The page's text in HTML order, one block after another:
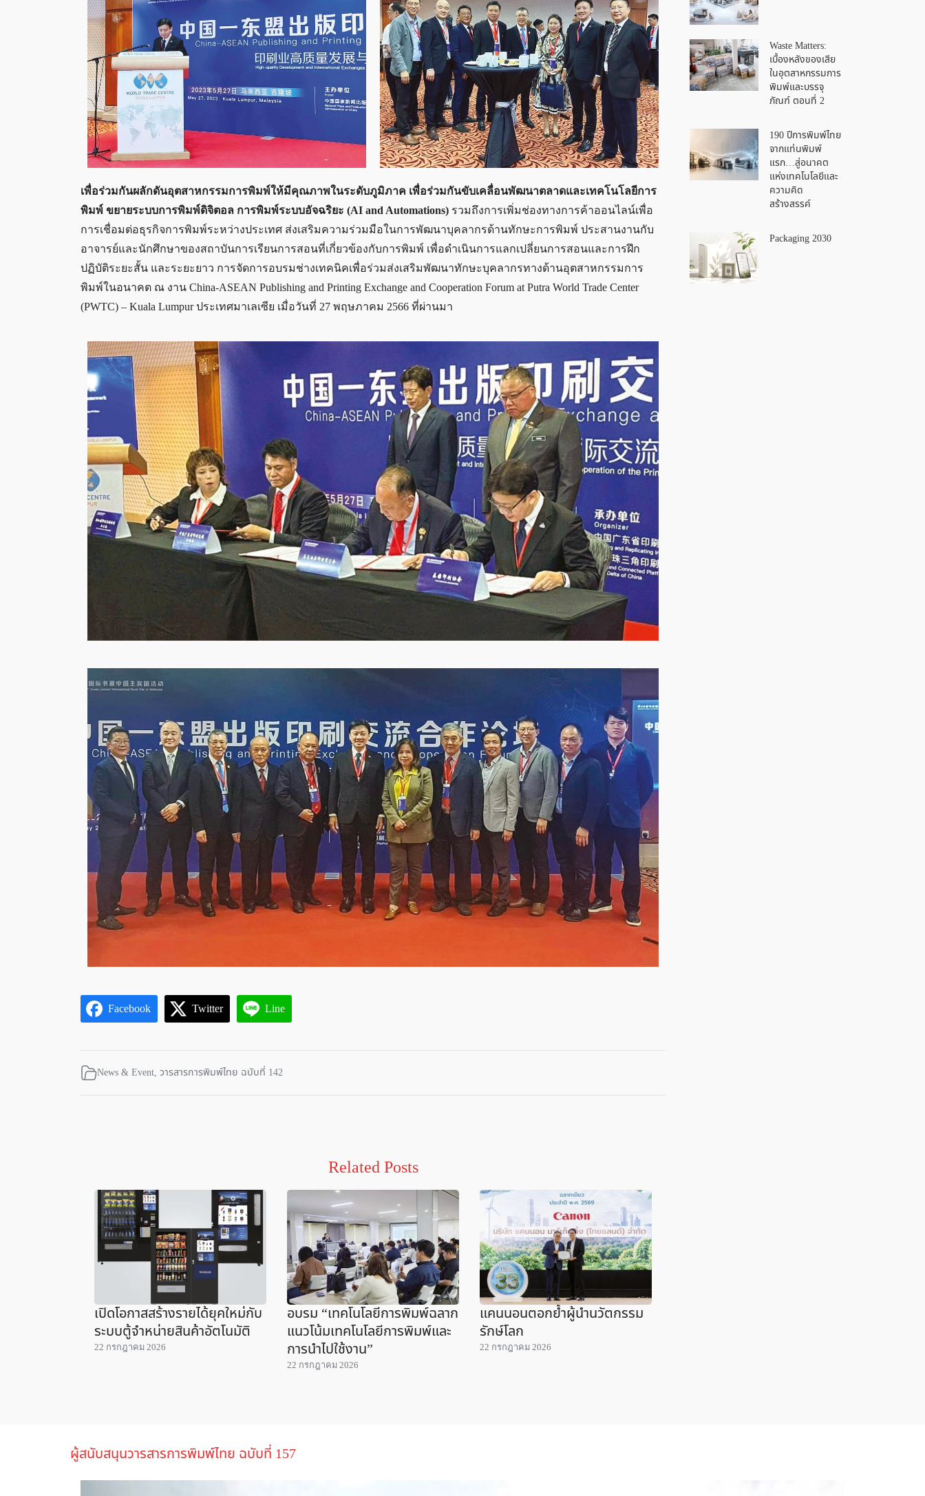
เพื่อร่วมกันผลักดันอุตสาหกรรมการพิมพ์ให้มีคุณภาพในระดับภูมิภาค เพื่อร่วมกันขับเคลื่อนพัฒนาตลาดและเทคโนโลยีการ
พิมพ์ ขยายระบบการพิมพ์ดิจิตอล การพิมพ์ระบบอัจฉริยะ (AI and Automations) รวมถึงการเพิ่มช่องทางการค้าออนไลน์เพื่อ
การเชื่อมต่อธุรกิจการพิมพ์ระหว่างประเทศ ส่งเสริมความร่วมมือในการพัฒนาบุคลากรด้านทักษะการพิมพ์ ประสานงานกับ
อาจารย์และนักศึกษาของสถาบันการเรียนการสอนที่เกี่ยวข้องกับการพิมพ์ เพื่อดำเนินการแลกเปลี่ยนการสอนและการฝึก
ปฏิบัติระยะสั้น และระยะยาว การจัดการอบรมช่างเทคนิคเพื่อร่วมส่งเสริมพัฒนาทักษะบุคลากรทางด้านอุตสาหกรรมการ
พิมพ์ในอนาคต ณ งาน China-ASEAN Publishing and Printing Exchange and Cooperation Forum at Putra World Trade Center
(PWTC) – Kuala Lumpur ประเทศมาเลเซีย เมื่อวันที่ 27 พฤษภาคม 2566 ที่ผ่านมา
Facebook Twitter Line
News & Event, วารสารการพิมพ์ไทย ฉบับที่ 142
Related Posts
เปิดโอกาสสร้างรายได้ยุคใหม่กับ
ระบบตู้จำหน่ายสินค้าอัตโนมัติ
22 กรกฎาคม 2026
อบรม “เทคโนโลยีการพิมพ์ฉลาก
แนวโน้มเทคโนโลยีการพิมพ์และ
การนำไปใช้งาน”
22 กรกฎาคม 2026
แคนนอนตอกย้ำผู้นำนวัตกรรม
รักษ์โลก
22 กรกฎาคม 2026
Waste Matters:
เบื้องหลังของเสีย
ในอุตสาหกรรมการ
พิมพ์และบรรจุ
ภัณฑ์ ตอนที่ 2
190 ปีการพิมพ์ไทย
จากแท่นพิมพ์
แรก…สู่อนาคต
แห่งเทคโนโลยีและ
ความคิด
สร้างสรรค์
Packaging 2030
ผู้สนับสนุนวารสารการพิมพ์ไทย ฉบับที่ 157